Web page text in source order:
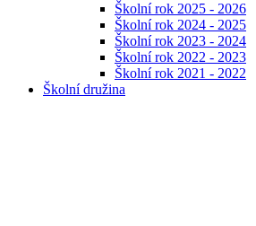
Školní rok 2025 - 2026
Školní rok 2024 - 2025
Školní rok 2023 - 2024
Školní rok 2022 - 2023
Školní rok 2021 - 2022
Školní družina